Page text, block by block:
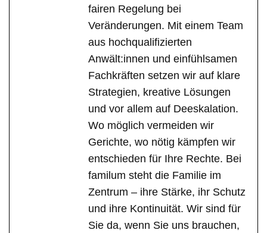
fairen Regelung bei
Veränderungen. Mit einem Team
aus hochqualifizierten
Anwält:innen und einfühlsamen
Fachkräften setzen wir auf klare
Strategien, kreative Lösungen
und vor allem auf Deeskalation.
Wo möglich vermeiden wir
Gerichte, wo nötig kämpfen wir
entschieden für Ihre Rechte. Bei
familum steht die Familie im
Zentrum – ihre Stärke, ihr Schutz
und ihre Kontinuität. Wir sind für
Sie da, wenn Sie uns brauchen,